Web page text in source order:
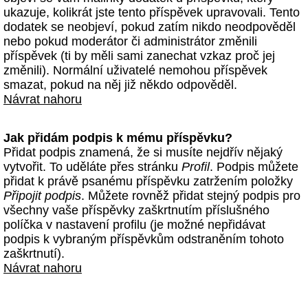
ukazuje, kolikrát jste tento příspěvek upravovali. Tento
dodatek se neobjeví, pokud zatím nikdo neodpověděl
nebo pokud moderátor či administrátor změnili
příspěvek (ti by měli sami zanechat vzkaz proč jej
změnili). Normální uživatelé nemohou příspěvek
smazat, pokud na něj již někdo odpověděl.
Návrat nahoru
Jak přidám podpis k mému příspěvku?
Přidat podpis znamená, že si musíte nejdřív nějaký
vytvořit. To uděláte přes stránku Profil. Podpis můžete
přidat k právě psanému příspěvku zatržením položky
Připojit podpis. Můžete rovněž přidat stejný podpis pro
všechny vaše příspěvky zaškrtnutím příslušného
políčka v nastavení profilu (je možné nepřidávat
podpis k vybraným příspěvkům odstraněním tohoto
zaškrtnutí).
Návrat nahoru